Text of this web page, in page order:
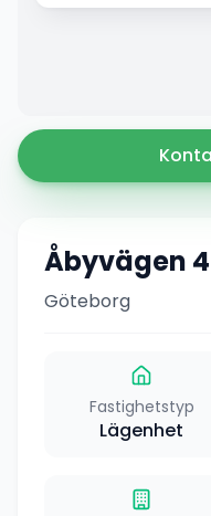
Åbyvägen 4
Göteborg
Fastighetstyp
Lägenhet